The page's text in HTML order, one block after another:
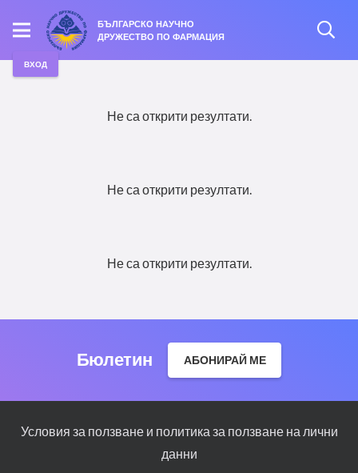
БЪЛГАРСКО НАУЧНО
ДРУЖЕСТВО ПО ФАРМАЦИЯ
ВХОД
Не са открити резултати.
Не са открити резултати.
Не са открити резултати.
Бюлетин АБОНИРАЙ МЕ
Условия за ползване и политика за ползване на лични
данни